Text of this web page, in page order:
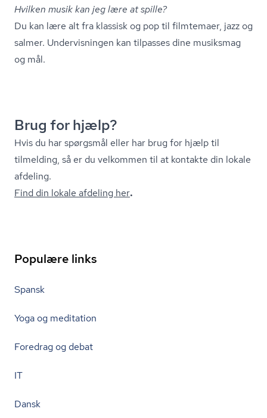
Hvilken musik kan jeg lære at spille?
Du kan lære alt fra klassisk og pop til filmtemaer, jazz og
salmer. Undervisningen kan tilpasses dine musiksmag
og mål.
Brug for hjælp?
Hvis du har spørgsmål eller har brug for hjælp til
tilmelding, så er du velkommen til at kontakte din lokale
afdeling.
Find din lokale afdeling her.
Populære links
Spansk
Yoga og meditation
Foredrag og debat
IT
Dansk